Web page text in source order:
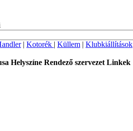
| Kotorék | Küllem | Klubkiállítások
Helyszíne Rendező szervezet Linkek